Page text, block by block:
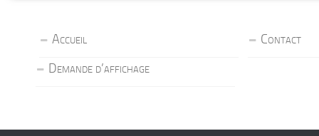
Accueil Contact
Demande d’affichage